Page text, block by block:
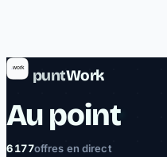
puntWork
Au point
6 177offres en direct